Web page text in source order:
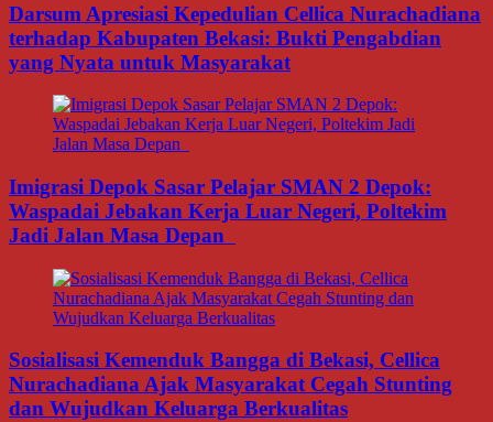
Darsum Apresiasi Kepedulian Cellica Nurachadiana
terhadap Kabupaten Bekasi: Bukti Pengabdian
yang Nyata untuk Masyarakat
Imigrasi Depok Sasar Pelajar SMAN 2 Depok:
Waspadai Jebakan Kerja Luar Negeri, Poltekim
Jadi Jalan Masa Depan
Sosialisasi Kemenduk Bangga di Bekasi, Cellica
Nurachadiana Ajak Masyarakat Cegah Stunting
dan Wujudkan Keluarga Berkualitas